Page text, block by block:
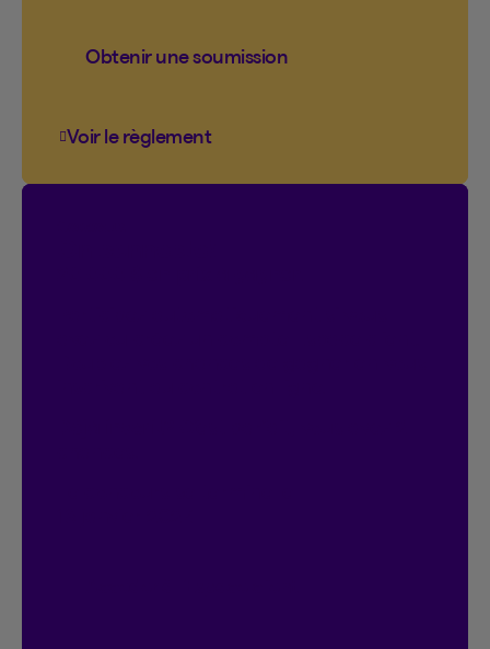
Obtenir une soumission
Voir le règlement
Voir le règlement du concours Vous